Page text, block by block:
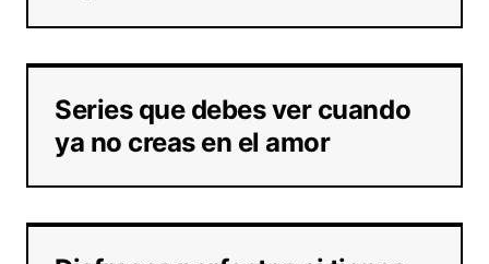
Series que debes ver cuando
ya no creas en el amor